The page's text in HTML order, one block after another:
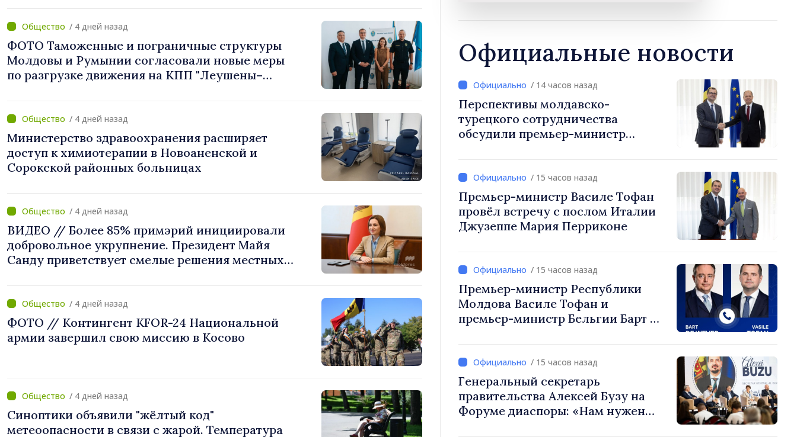
/ 4 дней назад
ФОТО Таможенные и пограничные структуры
Молдовы и Румынии согласовали новые меры
по разгрузке движения на КПП "Леушены–
/ 4 дней назад
Министерство здравоохранения расширяет
доступ к химиотерапии в Новоаненской и
Сорокской районных больницах
/ 4 дней назад
ВИДЕО // Более 85% примэрий инициировали
добровольное укрупнение. Президент Майя
Санду приветствует смелые решения местных
/ 4 дней назад
ФОТО // Контингент KFOR-24 Национальной
армии завершил свою миссию в Косово
/ 4 дней назад
Синоптики объявили "жёлтый код"
метеоопасности в связи с жарой. Температура
Официальные новости
/ 14 часов назад
Перспективы молдавско-
турецкого сотрудничества
обсудили премьер-министр
/ 15 часов назад
Премьер-министр Василе Тофан
провёл встречу с послом Италии
Джузеппе Мария Перриконе
/ 15 часов назад
Премьер-министр Республики
Молдова Василе Тофан и
премьер-министр Бельгии Барт де
/ 15 часов назад
Генеральный секретарь
правительства Алексей Бузу на
Форуме диаспоры: «Нам нужен